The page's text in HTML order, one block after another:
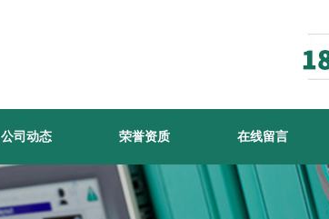
公司动态 荣誉资质 在线留言